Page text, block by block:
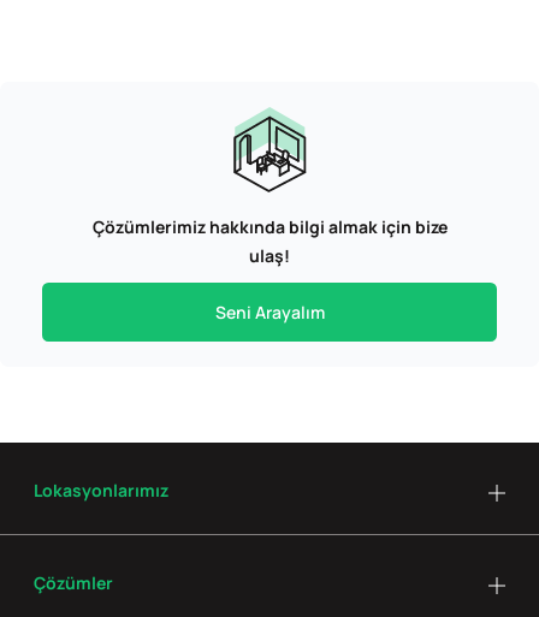
Çözümlerimiz hakkında bilgi almak için bize
ulaş!
Seni Arayalım
Lokasyonlarımız
Çözümler